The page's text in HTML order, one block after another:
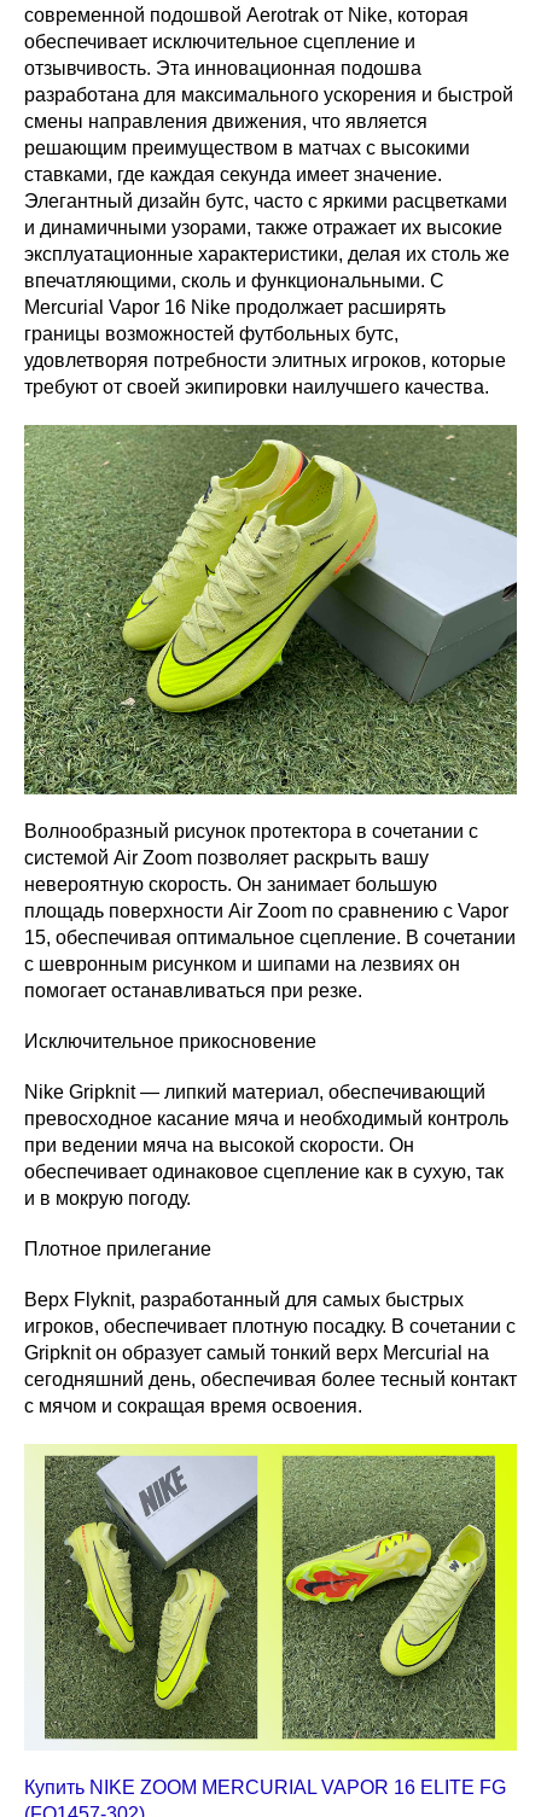
современной подошвой Aerotrak от Nike, которая
обеспечивает исключительное сцепление и
отзывчивость. Эта инновационная подошва
разработана для максимального ускорения и быстрой
смены направления движения, что является
решающим преимуществом в матчах с высокими
ставками, где каждая секунда имеет значение.
Элегантный дизайн бутс, часто с яркими расцветками
и динамичными узорами, также отражает их высокие
эксплуатационные характеристики, делая их столь же
впечатляющими, сколь и функциональными. С
Mercurial Vapor 16 Nike продолжает расширять
границы возможностей футбольных бутс,
удовлетворяя потребности элитных игроков, которые
требуют от своей экипировки наилучшего качества.
Волнообразный рисунок протектора в сочетании с
системой Air Zoom позволяет раскрыть вашу
невероятную скорость. Он занимает большую
площадь поверхности Air Zoom по сравнению с Vapor
15, обеспечивая оптимальное сцепление. В сочетании
с шевронным рисунком и шипами на лезвиях он
помогает останавливаться при резке.
Исключительное прикосновение
Nike Gripknit — липкий материал, обеспечивающий
превосходное касание мяча и необходимый контроль
при ведении мяча на высокой скорости. Он
обеспечивает одинаковое сцепление как в сухую, так
и в мокрую погоду.
Плотное прилегание
Верх Flyknit, разработанный для самых быстрых
игроков, обеспечивает плотную посадку. В сочетании с
Gripknit он образует самый тонкий верх Mercurial на
сегодняшний день, обеспечивая более тесный контакт
с мячом и сокращая время освоения.
Купить NIKE ZOOM MERCURIAL VAPOR 16 ELITE FG